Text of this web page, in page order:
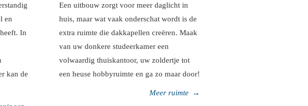
en
In
kan de
Een uitbouw zorgt voor meer daglicht in
huis, maar wat vaak onderschat wordt is de
extra ruimte die dakkapellen creëren. Maak
van uw donkere studeerkamer een
volwaardig thuiskantoor, uw zoldertje tot
een heuse hobbyruimte en ga zo maar door!
Meer ruimte →